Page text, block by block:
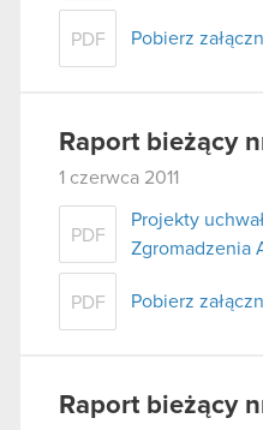
PDF Pobierz
Raport bieżący
1 czerwca 2011
PDF
Projekty
Zgromadzenia
PDF Pobierz
Raport bieżący